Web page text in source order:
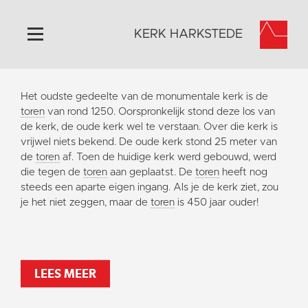
Home
Algemeen
Historie
Omgeving
Activiteiten
Steun ons
KERK HARKSTEDE
Het oudste gedeelte van de monumentale kerk is de
toren van rond 1250. Oorspronkelijk stond deze los van
de kerk, de oude kerk wel te verstaan. Over die kerk is
vrijwel niets bekend. De oude kerk stond 25 meter van
de toren af. Toen de huidige kerk werd gebouwd, werd
die tegen de toren aan geplaatst. De toren heeft nog
steeds een aparte eigen ingang. Als je de kerk ziet, zou
je het niet zeggen, maar de toren is 450 jaar ouder!
LEES MEER